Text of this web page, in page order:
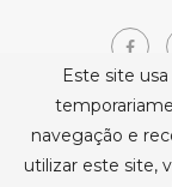
Copyright © 2021
Este site
navegação e
utilizar este site,